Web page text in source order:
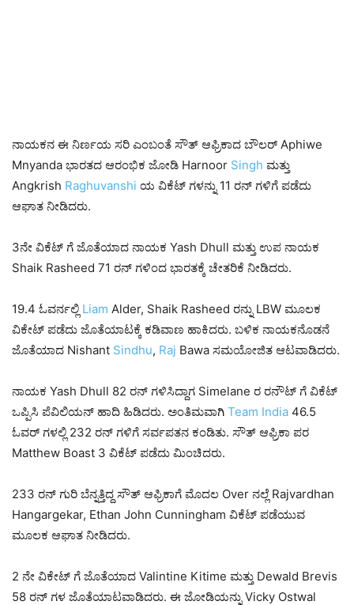
ನಾಯಕನ ಈ ನಿರ್ಣಯ ಸರಿ ಎಂಬಂತೆ ಸೌತ್ ಆಫ್ರಿಕಾದ ಬೌಲರ್ Aphiwe
Mnyanda ಭಾರತದ ಆರಂಭಿಕ ಜೋಡಿ Harnoor Singh ಮತ್ತು
Angkrish Raghuvanshi ಯ ವಿಕೆಟ್ ಗಳನ್ನು 11 ರನ್ ಗಳಿಗೆ ಪಡೆದು
ಆಘಾತ ನೀಡಿದರು.
3ನೇ ವಿಕೆಟ್ ಗೆ ಜೊತೆಯಾದ ನಾಯಕ Yash Dhull ಮತ್ತು ಉಪ ನಾಯಕ
Shaik Rasheed 71 ರನ್ ಗಳಿಂದ ಭಾರತಕ್ಕೆ ಚೇತರಿಕೆ ನೀಡಿದರು.
19.4 ಓವರ್ನಲ್ಲಿ Liam Alder, Shaik Rasheed ರನ್ನು LBW ಮೂಲಕ
ವಿಕೇಟ್ ಪಡೆದು ಜೊತೆಯಾಟಕ್ಕೆ ಕಡಿವಾಣ ಹಾಕಿದರು. ಬಳಿಕ ನಾಯಕನೊಡನೆ
ಜೊತೆಯಾದ Nishant Sindhu, Raj Bawa ಸಮಯೋಜಿತ ಆಟವಾಡಿದರು.
ನಾಯಕ Yash Dhull 82 ರನ್ ಗಳಿಸಿದ್ದಾಗ Simelane ರ ರನೌಟ್ ಗೆ ವಿಕೆಟ್
ಒಪ್ಪಿಸಿ ಪೆವಿಲಿಯನ್ ಹಾದಿ ಹಿಡಿದರು. ಅಂತಿಮವಾಗಿ Team India 46.5
ಓವರ್ ಗಳಲ್ಲಿ 232 ರನ್ ಗಳಿಗೆ ಸರ್ವಪತನ ಕಂಡಿತು. ಸೌತ್ ಆಫ್ರಿಕಾ ಪರ
Matthew Boast 3 ವಿಕೆಟ್ ಪಡೆದು ಮಿಂಚಿದರು.
233 ರನ್ ಗುರಿ ಬೆನ್ನತ್ತಿದ್ದ ಸೌತ್ ಆಫ್ರಿಕಾಗೆ ಮೊದಲ Over ನಲ್ಲೆ Rajvardhan
Hangargekar, Ethan John Cunningham ವಿಕೆಟ್ ಪಡೆಯುವ
ಮೂಲಕ ಆಘಾತ ನೀಡಿದರು.
2 ನೇ ವಿಕೇಟ್ ಗೆ ಜೊತೆಯಾದ Valintine Kitime ಮತ್ತು Dewald Brevis
58 ರನ್ ಗಳ ಜೊತೆಯಾಟವಾಡಿದರು. ಈ ಜೋಡಿಯನ್ನು Vicky Ostwal